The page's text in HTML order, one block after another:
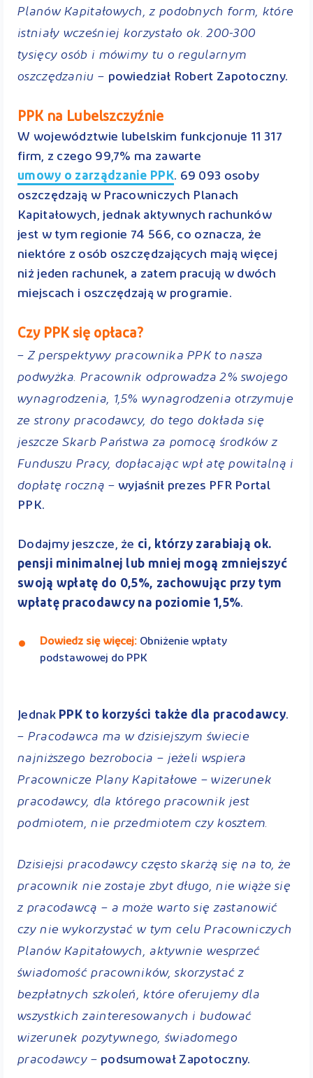
Planów Kapitałowych, z podobnych form, które
istniały wcześniej korzystało ok. 200-300
tysięcy osób i mówimy tu o regularnym
oszczędzaniu – powiedział Robert Zapotoczny.
PPK na Lubelszczyźnie
W województwie lubelskim funkcjonuje 11 317
firm, z czego 99,7% ma zawarte
umowy o zarządzanie PPK. 69 093 osoby
oszczędzają w Pracowniczych Planach
Kapitałowych, jednak aktywnych rachunków
jest w tym regionie 74 566, co oznacza, że
niektóre z osób oszczędzających mają więcej
niż jeden rachunek, a zatem pracują w dwóch
miejscach i oszczędzają w programie.
Czy PPK się opłaca?
– Z perspektywy pracownika PPK to nasza
podwyżka. Pracownik odprowadza 2% swojego
wynagrodzenia, 1,5% wynagrodzenia otrzymuje
ze strony pracodawcy, do tego dokłada się
jeszcze Skarb Państwa za pomocą środków z
Funduszu Pracy, dopłacając wpł atę powitalną i
dopłatę roczną –wyjaśnił prezes PFR Portal
PPK.
Dodajmy jeszcze, że ci, którzy zarabiają ok.
pensji minimalnej lub mniej mogą zmniejszyć
swoją wpłatę do 0,5%, zachowując przy tym
wpłatę pracodawcy na poziomie 1,5%.
Dowiedz się więcej: Obniżenie wpłaty
podstawowej do PPK
Jednak PPK to korzyści także dla pracodawcy.
– Pracodawca ma w dzisiejszym świecie
najniższego bezrobocia – jeżeli wspiera
Pracownicze Plany Kapitałowe – wizerunek
pracodawcy, dla którego pracownik jest
podmiotem, nie przedmiotem czy kosztem.
Dzisiejsi pracodawcy często skarżą się na to, że
pracownik nie zostaje zbyt długo, nie wiąże się
z pracodawcą – a może warto się zastanowić
czy nie wykorzystać w tym celu Pracowniczych
Planów Kapitałowych, aktywnie wesprzeć
świadomość pracowników, skorzystać z
bezpłatnych szkoleń, które oferujemy dla
wszystkich zainteresowanych i budować
wizerunek pozytywnego, świadomego
pracodawcy – podsumował Zapotoczny.